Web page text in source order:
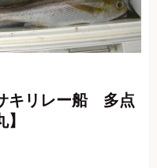
キリレー船 多点